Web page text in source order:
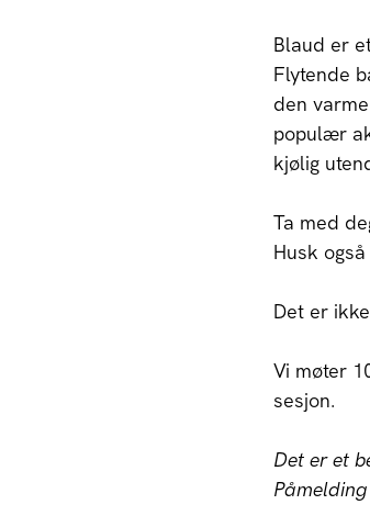
Blaud er
Flytende
den
populær
kjølig
Ta med
Husk
Det er
Vi møter
sesjon.
Det er et